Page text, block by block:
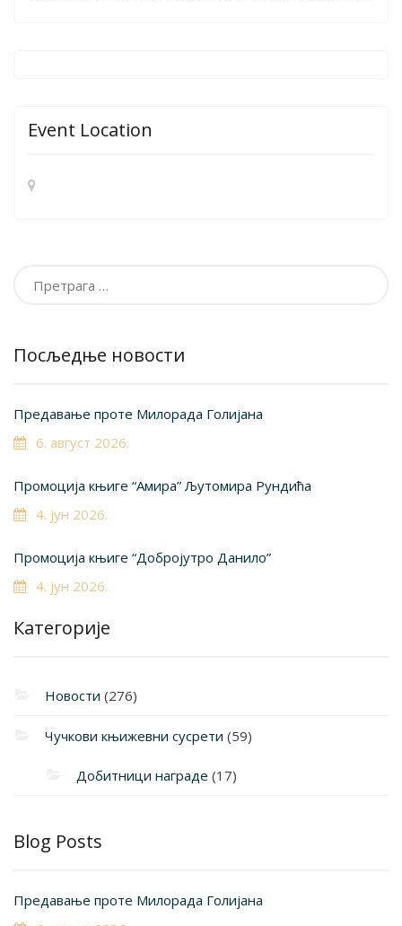
Event Location
Посљедње новости
Предавање проте Милорада Голијана
6. август 2026.
Промоција књиге “Амира” Љутомира Рундића
4. јун 2026.
Промоција књиге “Добројутро Данило”
4. јун 2026.
Категорије
Новости (276)
Чучкови књижевни сусрети (59)
Добитници награде (17)
Blog Posts
Предавање проте Милорада Голијана